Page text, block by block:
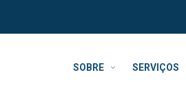
SOBRE SERVIÇOS